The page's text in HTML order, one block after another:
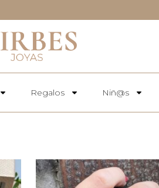
Regalos Niñ@s